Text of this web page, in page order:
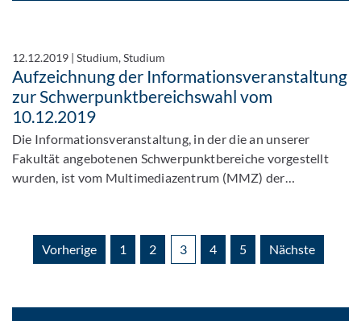
12.12.2019 |Studium, Studium
Aufzeichnung der Informationsveranstaltung
zur Schwerpunktbereichswahl vom
10.12.2019
Die Informationsveranstaltung, in der die an unserer
Fakultät angebotenen Schwerpunktbereiche vorgestellt
wurden, ist vom Multimediazentrum (MMZ) der…
Vorherige 1 2 3 4 5 Nächste